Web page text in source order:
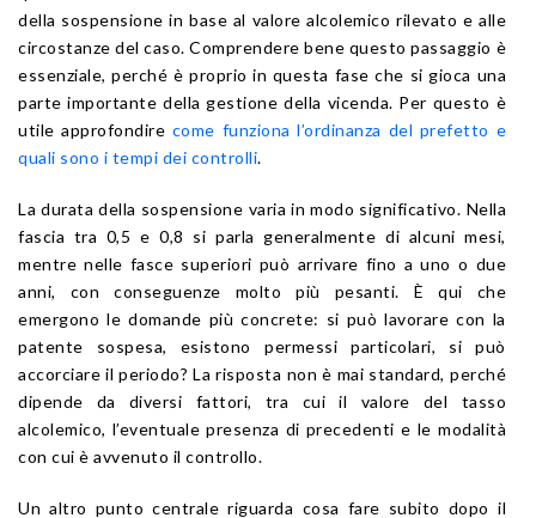
della sospensione in base al valore alcolemico rilevato e alle
circostanze del caso. Comprendere bene questo passaggio è
essenziale, perché è proprio in questa fase che si gioca una
parte importante della gestione della vicenda. Per questo è
utile approfondire come funziona l’ordinanza del prefetto e
quali sono i tempi dei controlli.
La durata della sospensione varia in modo significativo. Nella
fascia tra 0,5 e 0,8 si parla generalmente di alcuni mesi,
mentre nelle fasce superiori può arrivare fino a uno o due
anni, con conseguenze molto più pesanti. È qui che
emergono le domande più concrete: si può lavorare con la
patente sospesa, esistono permessi particolari, si può
accorciare il periodo? La risposta non è mai standard, perché
dipende da diversi fattori, tra cui il valore del tasso
alcolemico, l’eventuale presenza di precedenti e le modalità
con cui è avvenuto il controllo.
Un altro punto centrale riguarda cosa fare subito dopo il